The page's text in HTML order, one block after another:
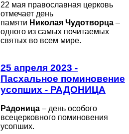
22 мая православная церковь
отмечает день
памяти Николая Чудотворца –
одного из самых почитаемых
святых во всем мире.
25 апреля 2023 -
Пасхальное поминовение
усопших - РАДОНИЦА
Ра́доница – день особого
всецерковного поминовения
усопших.